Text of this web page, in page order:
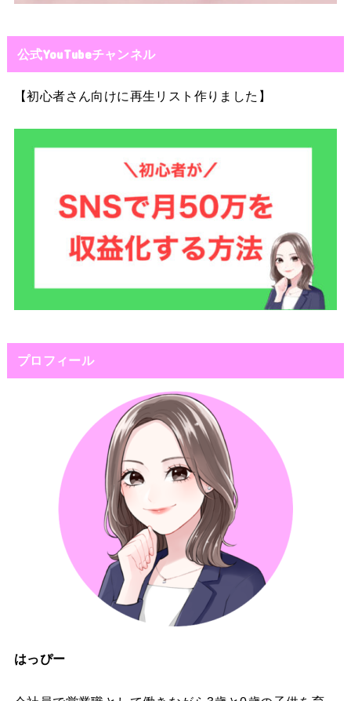
公式YouTubeチャンネル
【初心者さん向けに再生リスト作りました】
プロフィール
はっぴー